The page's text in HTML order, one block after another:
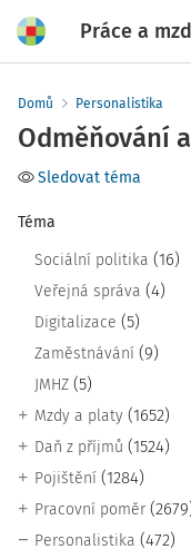
Práce a
Domů Personalistika
Odměňování
Sledovat téma
Téma
Sociální politika (16)
Veřejná správa (4)
Digitalizace (5)
Zaměstnávání (9)
JMHZ (5)
Mzdy a platy (1652)
Daň z příjmů (1524)
Pojištění (1284)
Pracovní poměr
Personalistika (472)